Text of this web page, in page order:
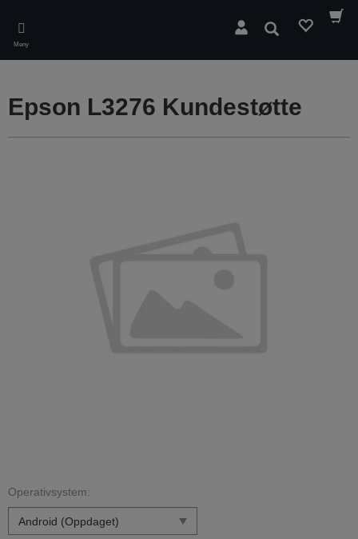
main
content
Meny
Søk
Epson L3276 Kundestøtte
Operativsystem: